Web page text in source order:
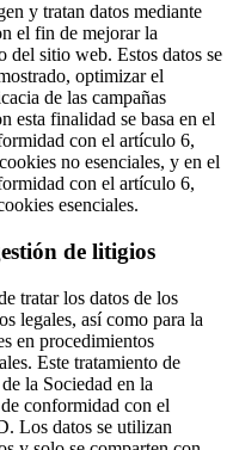
y tratan datos mediante
el fin de mejorar la
del sitio web. Estos datos se
optimizar el
de las campañas
esta finalidad se basa en el
con el artículo 6,
no esenciales, y en el
con el artículo 6,
esenciales.
de litigios
tratar los datos de los
legales, así como para la
en procedimientos
Este tratamiento de
la Sociedad en la
conformidad con el
Los datos se utilizan